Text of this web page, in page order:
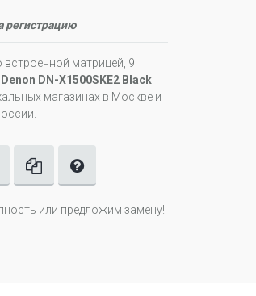
регистрацию
матрицей, 9
DN-X1500SKE2 Black
магазинах в Москве и
или предложим замену!